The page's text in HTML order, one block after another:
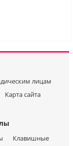
лицам
Карта сайта
Клавишные